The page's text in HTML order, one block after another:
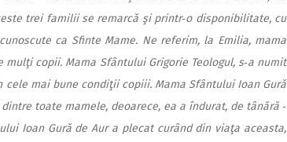
trei familii se remarcă şi printr‑o disponibilitate, cu
ca Sfinte Mame. Ne referim, la Emilia, mama
copii. Mama Sfântului Grigorie Teologul, s‑a numit
mai bune condiţii copiii. Mama Sfântului Ioan Gură
toate mamele, deoarece, ea a îndurat, de tânără ‑
Ioan Gură de Aur a plecat curând din viaţa aceasta,